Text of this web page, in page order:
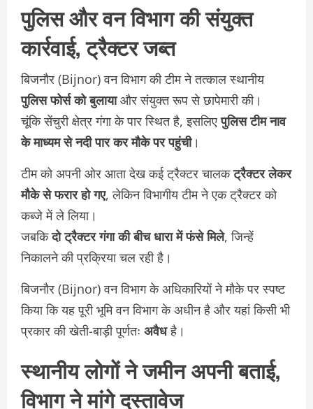
पुलिस और वन विभाग की संयुक्त
कार्रवाई, ट्रैक्टर जब्त
बिजनौर (Bijnor) वन विभाग की टीम ने तत्काल स्थानीय
पुलिस फोर्स को बुलायाऔर संयुक्त रूप से छापेमारी की।
चूंकि सेंचुरी क्षेत्र गंगा के पार स्थित है, इसलिएपुलिस टीम नाव
के माध्यम से नदी पार कर मौके पर पहुंची।
टीम को अपनी ओर आता देख कई ट्रैक्टर चालकट्रैक्टर लेकर
मौके से फरार हो गए, लेकिन विभागीय टीम ने एक ट्रैक्टर को
कब्जे में ले लिया।
जबकिदो ट्रैक्टर गंगा की बीच धारा में फंसे मिले, जिन्हें
निकालने की प्रक्रिया चल रही है।
बिजनौर (Bijnor) वन विभाग के अधिकारियों ने मौके पर स्पष्ट
किया कि यह पूरी भूमि वन विभाग के अधीन है और यहां किसी भी
प्रकार की खेती-बाड़ी पूर्णतः अवैधहै।
स्थानीय लोगों ने जमीन अपनी बताई,
विभाग ने मांगे दस्तावेज